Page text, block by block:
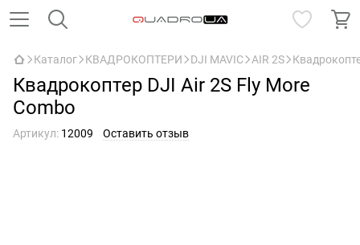
Каталог КВАДРОКОПТЕРИ DJI MAVIC AIR 2S
Квадрокоптер DJI Air 2S Fly More
Combo
Артикул: 12009 Оставить отзыв